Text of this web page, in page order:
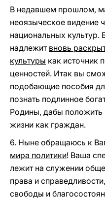
В недавшем прошлом,
неоязыческое видение
национальных
надлежит вновь
культуры как источник
ценностей. Итак вы
подобающие пособия
познать подлинное
Родины, дабы
жизни как граждан.
6. Ныне обращаюсь к
мира политики! Ваша
лежит на служении
права и
свободы и